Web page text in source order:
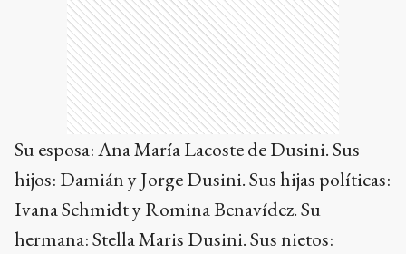
Su esposa: Ana María Lacoste de Dusini. Sus
hijos: Damián y Jorge Dusini. Sus hijas políticas:
Ivana Schmidt y Romina Benavídez. Su
hermana: Stella Maris Dusini. Sus nietos: